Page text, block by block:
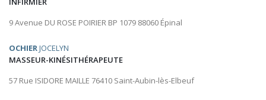
9 Avenue DU ROSE POIRIER BP 1079 88060 Épinal
OCHIERJOCELYN
MASSEUR-KINÉSITHÉRAPEUTE
57 Rue ISIDORE MAILLE 76410 Saint-Aubin-lès-Elbeuf